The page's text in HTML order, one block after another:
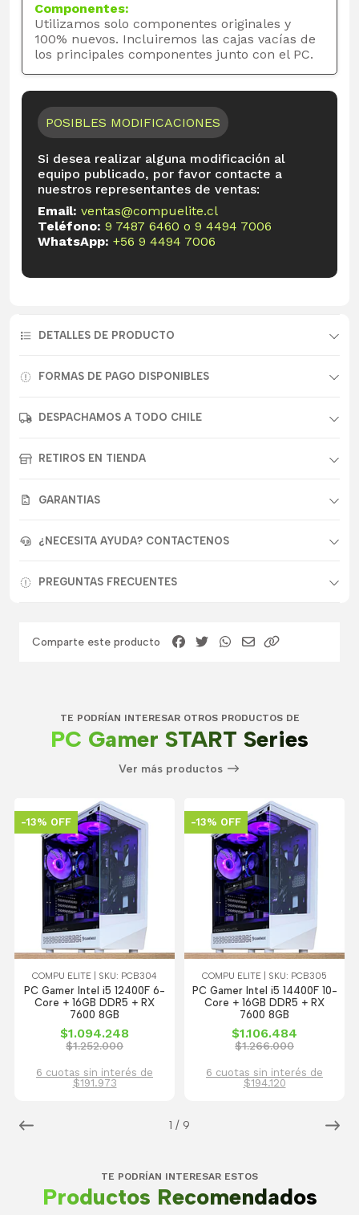
Componentes:
Utilizamos solo componentes originales y
100% nuevos. Incluiremos las cajas vacías de
los principales componentes junto con el PC.
POSIBLES MODIFICACIONES
Si desea realizar alguna modificación al
equipo publicado, por favor contacte a
nuestros representantes de ventas:
Email: ventas@compuelite.cl
Teléfono: 9 7487 6460 o 9 4494 7006
WhatsApp: +56 9 4494 7006
DETALLES DE PRODUCTO
FORMAS DE PAGO DISPONIBLES
DESPACHAMOS A TODO CHILE
RETIROS EN TIENDA
GARANTIAS
¿NECESITA AYUDA? CONTACTENOS
PREGUNTAS FRECUENTES
Comparte este producto
TE PODRÍAN INTERESAR OTROS PRODUCTOS DE
PC Gamer START Series
Ver más productos
1 / 9
-13% OFF
COMPU ELITE | SKU: PCB304
PC Gamer Intel i5 12400F 6-
Core + 16GB DDR5 + RX
7600 8GB
$1.094.248
$1.252.000
6 cuotas sin interés de
$191.973
-13% OFF
COMPU ELITE | SKU: PCB305
PC Gamer Intel i5 14400F 10-
Core + 16GB DDR5 + RX
7600 8GB
$1.106.484
$1.266.000
6 cuotas sin interés de
$194.120
TE PODRÍAN INTERESAR ESTOS
Productos Recomendados